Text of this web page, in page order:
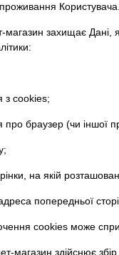
Користувача.
магазин захищає Дані,
з cookies;
про браузер (чи іншої
на якій
попередньої
cookies може
магазин здійснює